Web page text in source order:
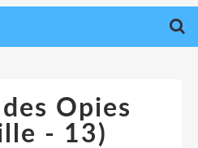
Opies
- 13)